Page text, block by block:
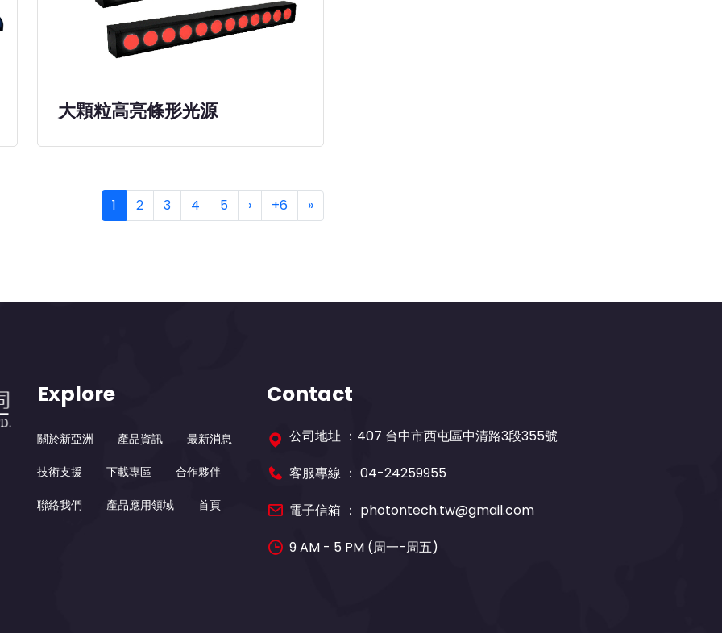
大顆粒高亮條形光源
1 2 3 4 5 › +6 »
Explore
關於新亞洲 產品資訊 最新消息
技術支援 下載專區 合作夥伴
聯絡我們 產品應用領域 首頁
Contact
公司地址 ：407 台中市西屯區中清路3段355號
客服專線 ： 04-24259955
電子信箱 ： photontech.tw@gmail.com
9 AM - 5 PM (周一-周五)